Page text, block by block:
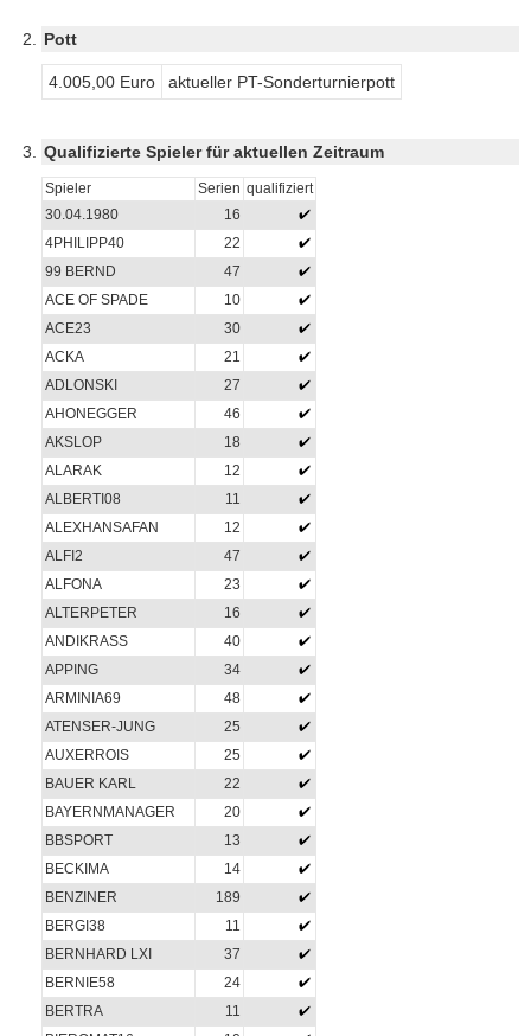
Pott
4.005,00 Euro aktueller PT-Sonderturnierpott
Qualifizierte Spieler für aktuellen Zeitraum
Spieler Serien qualifiziert
30.04.1980
16
4PHILIPP40
22
99 BERND
47
ACE OF SPADE
10
ACE23
30
ACKA
21
ADLONSKI
27
AHONEGGER
46
AKSLOP
18
ALARAK
12
ALBERTI08
11
ALEXHANSAFAN
12
ALFI2
47
ALFONA
23
ALTERPETER
16
ANDIKRASS
40
APPING
34
ARMINIA69
48
ATENSER-JUNG
25
AUXERROIS
25
BAUER KARL
22
BAYERNMANAGER
20
BBSPORT
13
BECKIMA
14
BENZINER
189
BERGI38
11
BERNHARD LXI
37
BERNIE58
24
BERTRA
11